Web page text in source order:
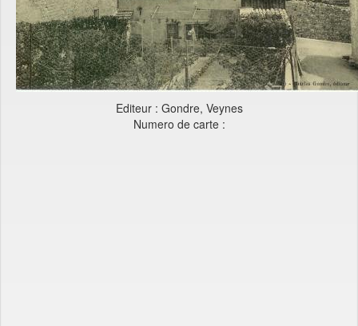
Editeur : Gondre, Veynes
Numero de carte :